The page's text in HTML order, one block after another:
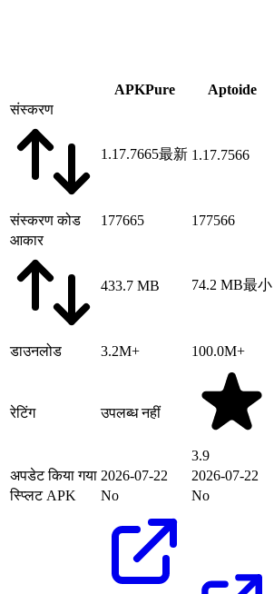
APKPure Aptoide
संस्करण
1.17.7665最新 1.17.7566
संस्करण कोड 177665 177566
आकार
433.7 MB 74.2 MB最小
डाउनलोड 3.2M+ 100.0M+
रेटिंग उपलब्ध नहीं
3.9
अपडेट किया गया 2026-07-22 2026-07-22
स्प्लिट APK
No No